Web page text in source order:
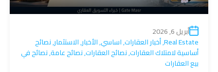
أبريل 6, 2026
Real Estate
,أخبار العقارات,اساسي,الأخبار,الاستثمار,نصائح
أساسية لامتلاك العقارات,نصائح العقارات,نصائح عامة,نصائح في
بيع العقارات